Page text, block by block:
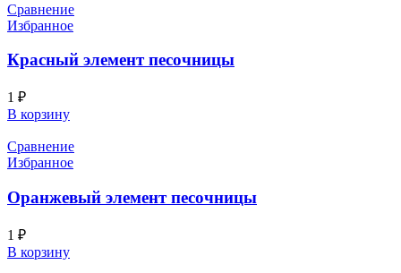
Сравнение
Избранное
Красный элемент песочницы
1 ₽
В корзину
Сравнение
Избранное
Оранжевый элемент песочницы
1 ₽
В корзину